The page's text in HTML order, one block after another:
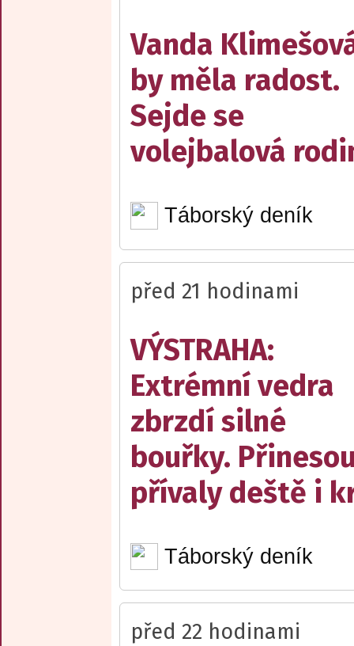
Vanda
by měla radost.
Sejde se
volejbalová
Táborský deník
před 21 hodinami
VÝSTRAHA:
Extrémní vedra
zbrzdí silné
bouřky.
přívaly deště i
Táborský deník
před 22 hodinami